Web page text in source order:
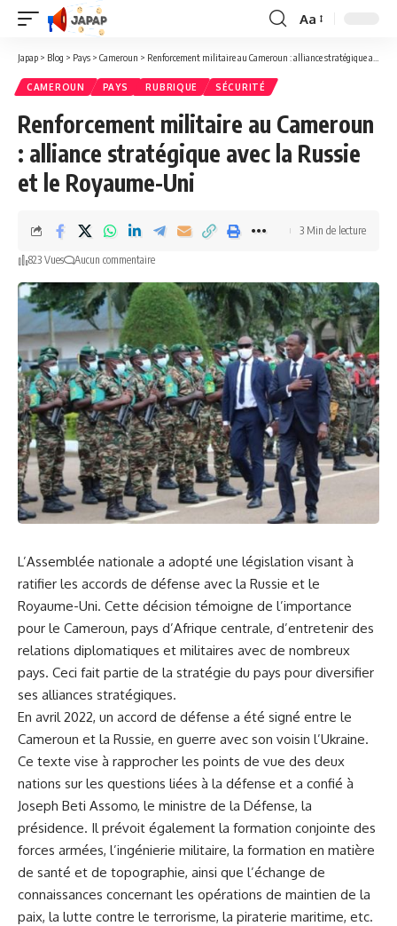
Redimensionner
la
Aa
Japap > Blog > Pays > Cameroun > Renforcement militaire au Cameroun : alliance stratégique avec la Russie et le Royaume-Uni
CAMEROUN PAYS RUBRIQUE SÉCURITÉ
Renforcement militaire au Cameroun
: alliance stratégique avec la Russie
et le Royaume-Uni
823 Vues Aucun commentaire
3 Min de lecture
L’Assemblée nationale a adopté une législation visant​ à
ratifier ​les accords de défense avec la Russie et le
Royaume-Uni. Cette décision ‌témoigne de⁤ l’importance
pour le Cameroun, pays d’Afrique centrale, d’entretenir des
relations diplomatiques et militaires avec de nombreux
pays. Ceci fait partie de la stratégie du pays pour diversifier
ses alliances stratégiques.
En ⁢avril 2022, un accord de⁢ défense a été signé entre le
Cameroun et la Russie, en guerre avec son voisin l’Ukraine.
Ce texte vise à rapprocher‌ les⁢ points de vue des deux
nations sur les⁢ questions⁣ liées à la⁣ défense et a confié⁢ à
Joseph Beti Assomo, le ministre de la Défense, la
présidence. Il prévoit également ⁢la formation conjointe⁣ des⁣
forces armées, l’ingénierie militaire, la ⁣formation en matière
de santé et de topographie, ainsi que‍ l’échange de
connaissances concernant‍ les opérations de maintien de ‍la
paix, la lutte contre le terrorisme, la piraterie maritime, etc.